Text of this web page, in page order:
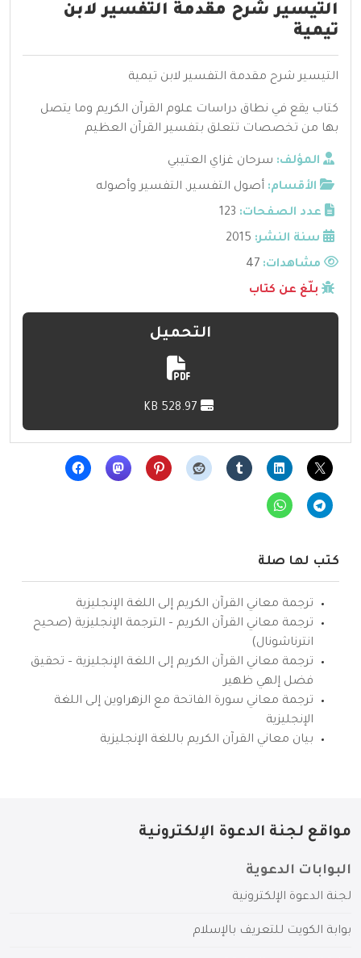
التيسير شرح مقدمة التفسير لابن
تيمية
التيسير شرح مقدمة التفسير لابن تيمية
كتاب يقع في نطاق دراسات علوم القرآن الكريم وما يتصل
بها من تخصصات تتعلق بتفسير القرآن العظيم
المؤلف: سرحان غزاي العتيبي
الأقسام: أصول التفسير, التفسير وأصوله
عدد الصفحات: 123
سنة النشر: 2015
مشاهدات:
بلّغ عن كتاب
التحميل
كتب لها صلة
ترجمة معاني القرآن الكريم إلى اللغة الإنجليزية
ترجمة معاني القرآن الكريم – الترجمة الإنجليزية (صحيح
انترناشونال)
ترجمة معاني القرآن الكريم إلى اللغة الإنجليزية – تحقيق
فضل إلهي ظهير
ترجمة معاني سورة الفاتحة مع الزهراوين إلى اللغة
الإنجليزية
بيان معاني القرآن الكريم باللغة الإنجليزية
مواقع لجنة الدعوة الإلكترونية
البوابات الدعوية
لجنة الدعوة الإلكترونية
بوابة الكويت للتعريف بالإسلام